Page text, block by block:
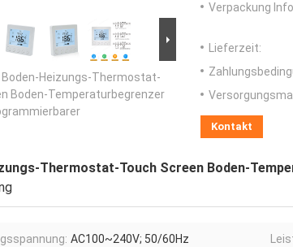
Boden-Heizungs-Thermostat-
Boden-Temperaturbegrenzer
Verpackung
Lieferzeit:
Kontakt
Thermostat-Touch Screen Boden-
AC100~240V; 50/60Hz